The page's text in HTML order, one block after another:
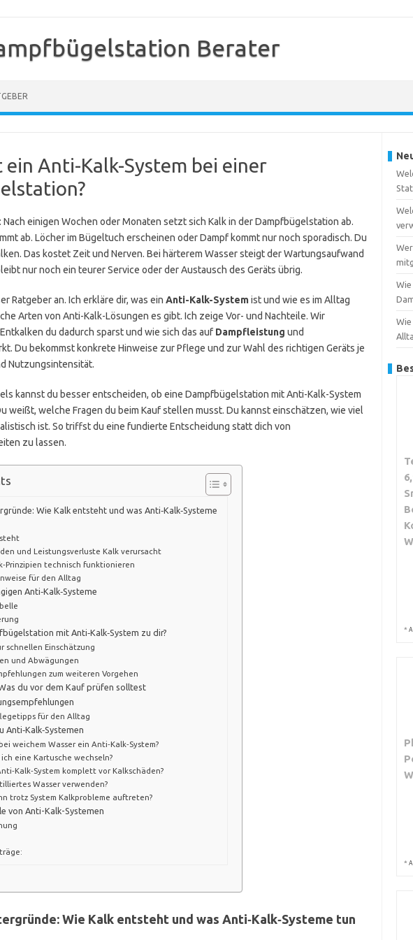
Berater
ein Anti-Kalk-System bei einer
Nach einigen Wochen oder Monaten setzt sich Kalk in der Dampfbügelstation ab.
ab. Löcher im Bügeltuch erscheinen oder Dampf kommt nur noch sporadisch. Du
Das kostet Zeit und Nerven. Bei härterem Wasser steigt der Wartungsaufwand
nur noch ein teurer Service oder der Austausch des Geräts übrig.
Ratgeber an. Ich erkläre dir, was ein Anti-Kalk-Systemist und wie es im Alltag
Arten von Anti-Kalk-Lösungen es gibt. Ich zeige Vor- und Nachteile. Wir
du dadurch sparst und wie sich das auf Dampfleistung und
Du bekommst konkrete Hinweise zur Pflege und zur Wahl des richtigen Geräts je
Nutzungsintensität.
kannst du besser entscheiden, ob eine Dampfbügelstation mit Anti-Kalk-System
weißt, welche Fragen du beim Kauf stellen musst. Du kannst einschätzen, wie viel
ist. So triffst du eine fundierte Entscheidung statt dich von
zu lassen.
Wie Kalk entsteht und was Anti‑Kalk‑Systeme
und Leistungsverluste Kalk verursacht
technisch funktionieren
für den Alltag
Anti‑Kalk‑Systeme
mit Anti‑Kalk‑System zu dir?
schnellen Einschätzung
und Abwägungen
zum weiteren Vorgehen
du vor dem Kauf prüfen solltest
für den Alltag
Anti‑Kalk‑Systemen
weichem Wasser ein Anti‑Kalk‑System?
eine Kartusche wechseln?
komplett vor Kalkschäden?
Wasser verwenden?
trotz System Kalkprobleme auftreten?
von Anti-Kalk-Systemen
Wie Kalk entsteht und was Anti‑Kalk‑Systeme tun
*
W
*